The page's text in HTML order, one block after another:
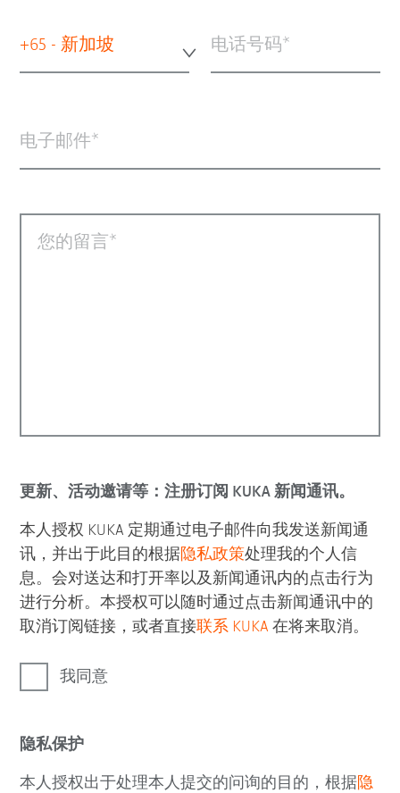
+65 - 新加坡 电话号码
电子邮件
您的留言
更新、活动邀请等：注册订阅 KUKA 新闻通讯。
本人授权 KUKA 定期通过电子邮件向我发送新闻通
讯，并出于此目的根据隐私政策处理我的个人信
息。会对送达和打开率以及新闻通讯内的点击行为
进行分析。本授权可以随时通过点击新闻通讯中的
取消订阅链接，或者直接联系 KUKA 在将来取消。
我同意
隐私保护
本人授权出于处理本人提交的问询的目的，根据隐